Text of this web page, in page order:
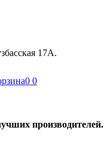
17А.
0 0
производителей.